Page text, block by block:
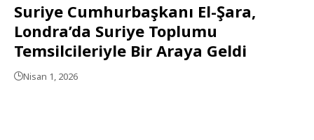
Suriye Cumhurbaşkanı El-Şara,
Londra’da Suriye Toplumu
Temsilcileriyle Bir Araya Geldi
Nisan 1, 2026